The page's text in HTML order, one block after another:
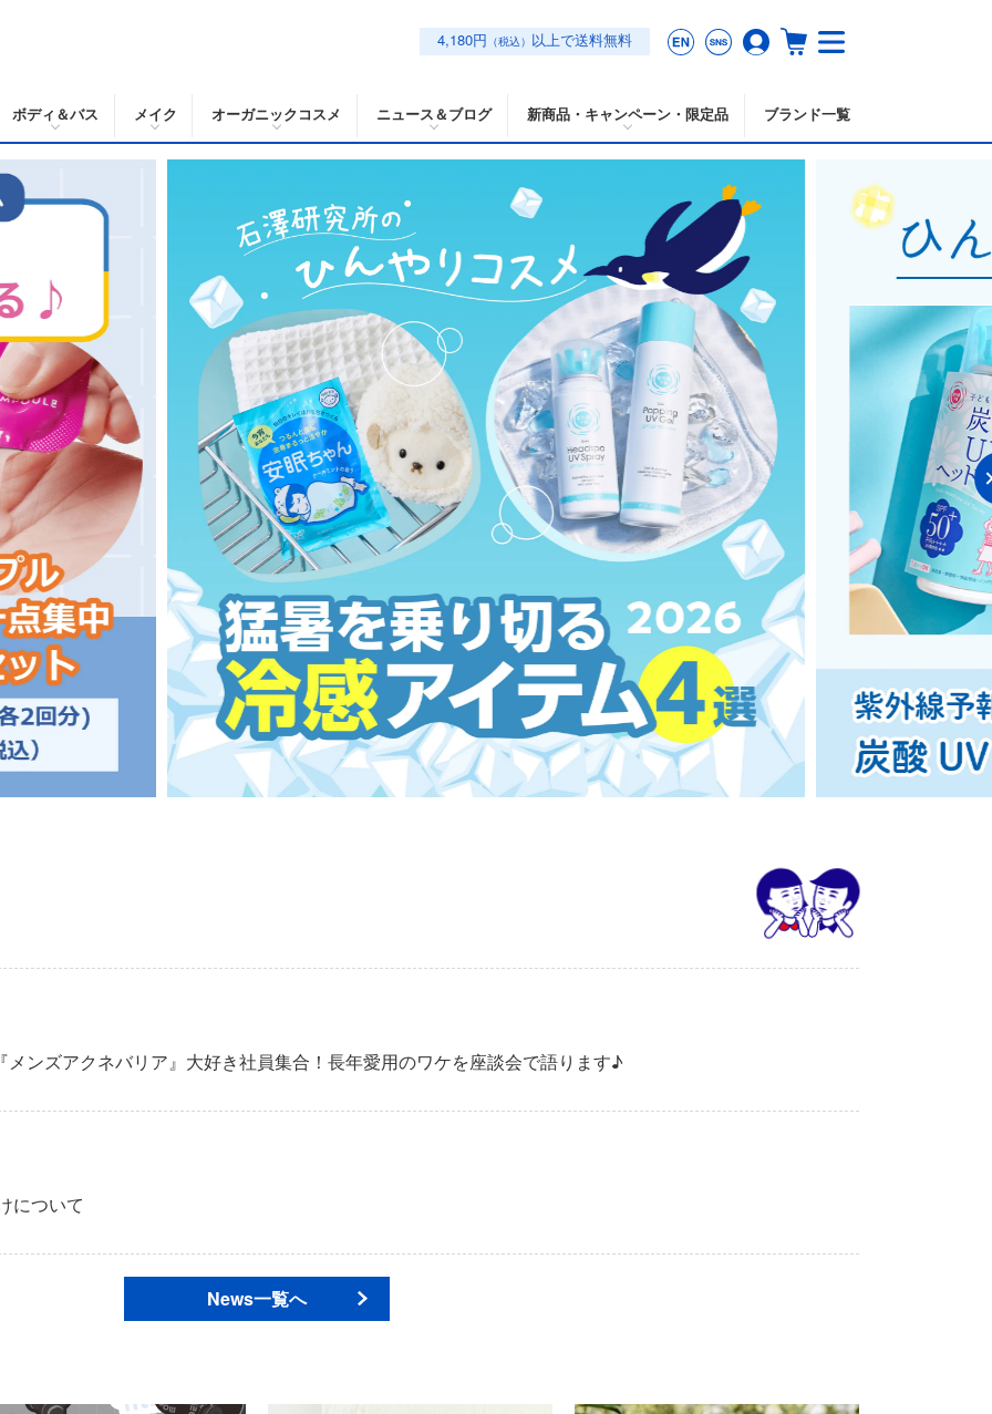
4,180円 （税込） 以上で送料無料
ボディ＆バス メイク オーガニックコスメ ニュース＆ブログ 新商品・キャンペーン・限定品 ブランド一覧
ンズアクネバリア』大好き社員集合！長年愛用のワケを座談会で語ります♪
について
News一覧へ